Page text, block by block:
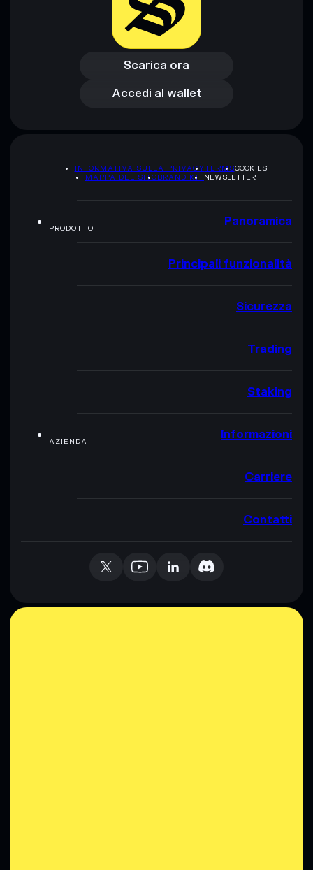
Scarica ora
Scarica ora
Accedi al wallet
Accedi al wallet
INFORMATIVA SULLA PRIVACYTERMSCOOKIES
MAPPA DEL SITOBRAND KITNEWSLETTER
PRODOTTO Panoramica
Principali funzionalità
Sicurezza
Trading
Staking
AZIENDA Informazioni
Carriere
Contatti